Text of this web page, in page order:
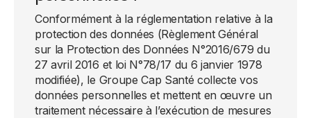
Conformément à la réglementation relative à la
protection des données (Règlement Général
sur la Protection des Données N°2016/679 du
27 avril 2016 et loi N°78/17 du 6 janvier 1978
modifiée), le Groupe Cap Santé collecte vos
données personnelles et mettent en œuvre un
traitement nécessaire à l’exécution de mesures